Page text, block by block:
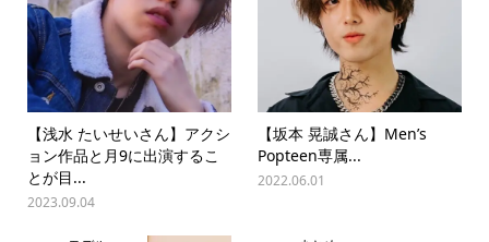
【浅水 たいせいさん】アクシ
ョン作品と月9に出演するこ
とが目...
2023.09.04
【坂本 晃誠さん】Men’s
Popteen専属...
2022.06.01